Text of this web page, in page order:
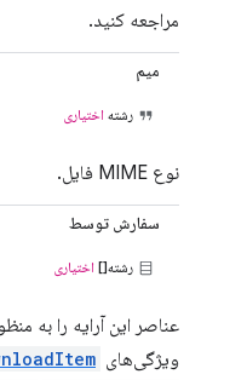
مراجعه کنید.
میم
رشته اختیاری
نوع MIME فایل.
سفارش توسط
رشته[] اختیاری
عناصر این آرایه را به
ویژگی‌های